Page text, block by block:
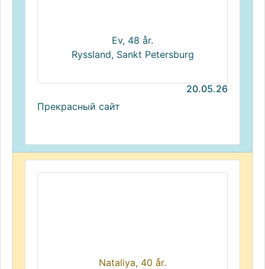
Ev, 48 år.
Ryssland, Sankt Petersburg
20.05.26
Прекрасный сайт
Nataliya, 40 år.